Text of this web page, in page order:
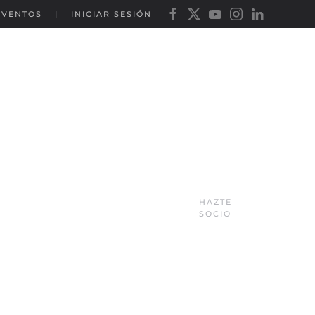
INICIAR SESIÓN
HAZTE
SOCIO